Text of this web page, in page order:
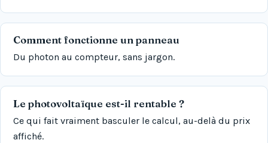
Comment fonctionne un panneau
Du photon au compteur, sans jargon.
Le photovoltaïque est-il rentable ?
Ce qui fait vraiment basculer le calcul, au-delà du prix
affiché.